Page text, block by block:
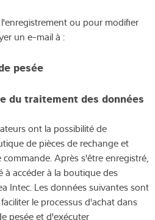
ou pour modifier
un e-mail à :
pesée
du traitement des données
ont la possibilité de
de pièces de rechange et
Après s'être enregistré,
à accéder à la boutique des
Intec. Les données suivantes sont
le processus d'achat dans
pesée et d'exécuter